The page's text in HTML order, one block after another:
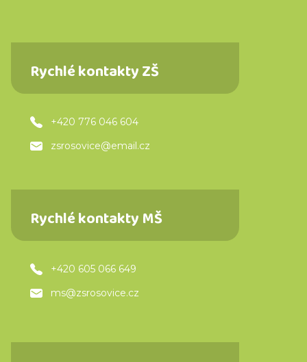
Rychlé kontakty ZŠ
+420 776 046 604
zsrosovice@email.cz
Rychlé kontakty MŠ
+420 605 066 649
ms@zsrosovice.cz